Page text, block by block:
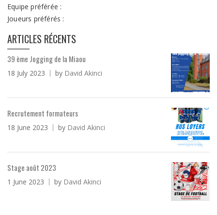
Equipe préférée :
Joueurs préférés :
ARTICLES RÉCENTS
39 ème Jogging de la Miaou
18 July 2023 by David Akinci
Recrutement formateurs
18 June 2023 by David Akinci
Stage août 2023
1 June 2023 by David Akinci